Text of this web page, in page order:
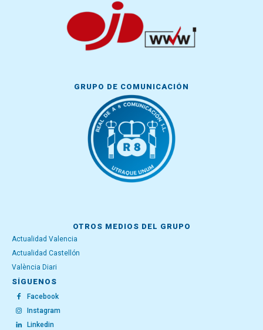
GRUPO DE COMUNICACIÓN
OTROS MEDIOS DEL GRUPO
Actualidad Valencia
Actualidad Castellón
València Diari
SÍGUENOS
Facebook
Instagram
Linkedin